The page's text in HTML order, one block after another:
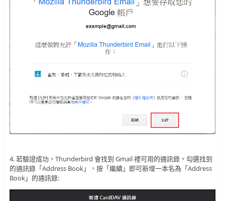
4. 若驗證成功，Thunderbird 會找到 Gmail 裡可用的通訊錄，勾選找到
的通訊錄「Address Book」，按「繼續」即可新增一本名為「Address
Book」的通訊錄: